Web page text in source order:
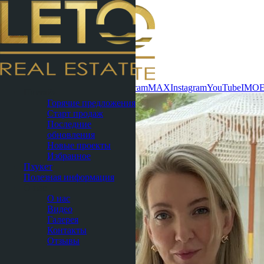
TelegramMAXInstagramYouTubeIMO
Горячие предложения
Старт продаж
Последние
обновления
Новые проекты
Избранное
Пхукет
Полезная информация
О нас
Видео
Галерея
Контакты
Отзывы